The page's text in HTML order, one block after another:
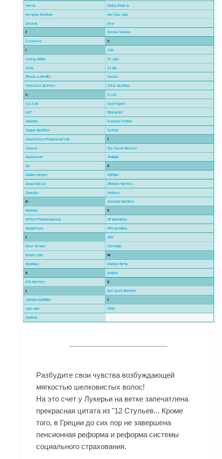
Разбудите свои чувства возбуждающей
мягкостью шелковистых волос!
На это счет у Лукерьи на ветке запечатлена
прекрасная цитата из "12 Стульев... Кроме
того, в Греции до сих пор не завершена
пенсионная реформа и реформа системы
социального страхования.